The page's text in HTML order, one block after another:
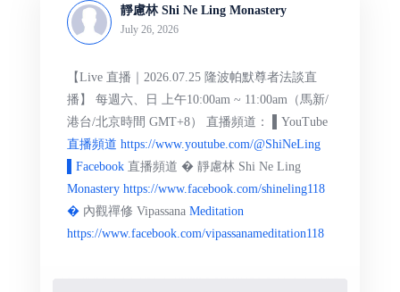
靜慮林 Shi Ne Ling Monastery
July 26, 2026
【Live 直播｜2026.07.25 隆波帕默尊者法談直
播】 每週六、日 上午10:00am ~ 11:00am（馬新/
港台/北京時間 GMT+8） 直播頻道： ▌YouTube
直播頻道 https://www.youtube.com/@ShiNeLing
▌Facebook 直播頻道 � 靜慮林 Shi Ne Ling
Monastery https://www.facebook.com/shineling118
� 內觀禪修 Vipassana Meditation
https://www.facebook.com/vipassanameditation118